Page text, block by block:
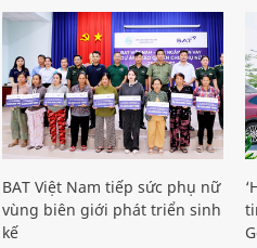
BAT Việt Nam tiếp sức phụ nữ
vùng biên giới phát triển sinh
kế